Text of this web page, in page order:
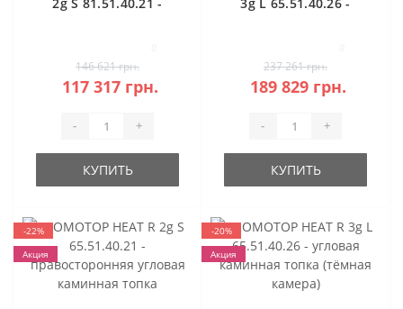
146 621 грн.
117 317 грн.
- +
КУПИТЬ
камера)
237 261 грн.
189 829 грн.
- +
КУПИТЬ
-22%
Акция
-20%
Акция